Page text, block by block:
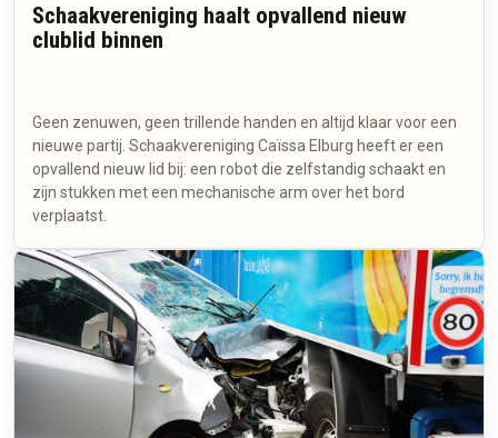
Schaakvereniging haalt opvallend nieuw
clublid binnen
Geen zenuwen, geen trillende handen en altijd klaar voor een
nieuwe partij. Schaakvereniging Caïssa Elburg heeft er een
opvallend nieuw lid bij: een robot die zelfstandig schaakt en
zijn stukken met een mechanische arm over het bord
verplaatst.